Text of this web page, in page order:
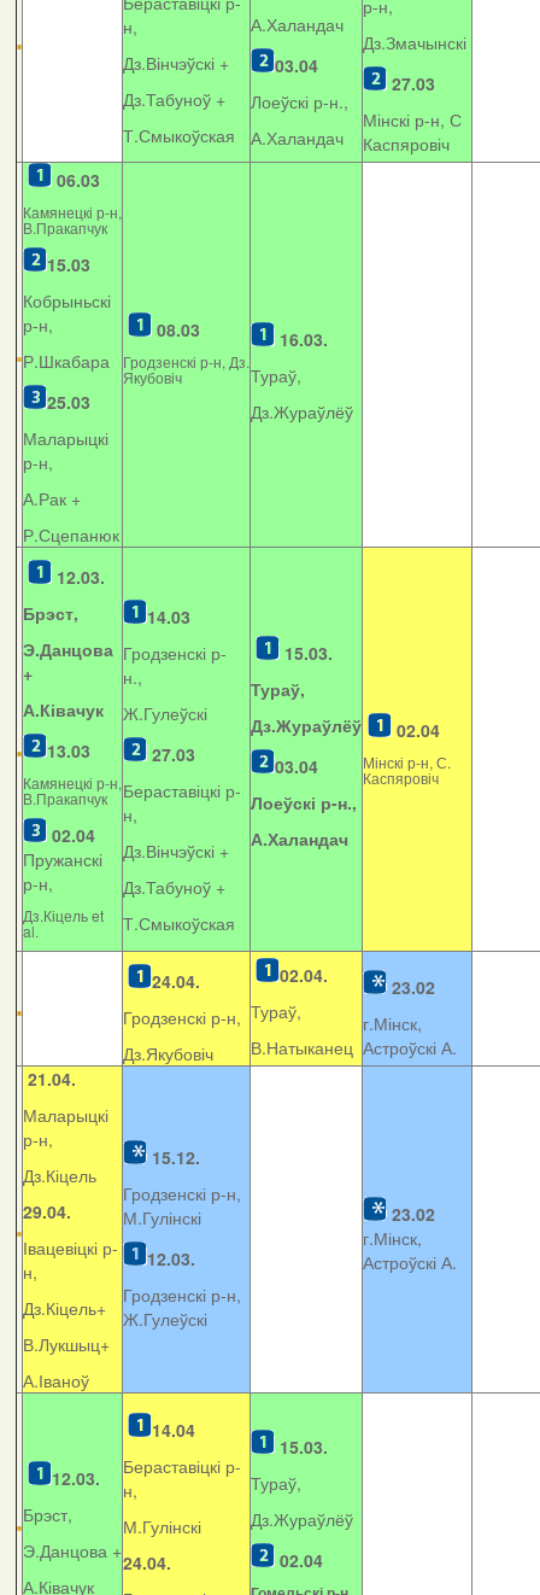
н,
Дз.Вінчэўскі +
Дз.Табуноў +
Т.Смыкоўская
А.Халандач
03.04
Лоеўскі р-н.,
А.Халандач
р-н,
Дз.Змачынскі
27.03
Мінскі р-н, С
Каспяровіч
06.03
Камянецкі р-н,
В.Пракапчук
15.03
Кобрыньскі
р-н,
Р.Шкабара
25.03
Маларыцкі
р-н,
А.Рак +
Р.Сцепанюк
08.03
Гродзенскі р-н, Дз.
Якубовіч
16.03.
Тураў,
Дз.Жураўлёў
12.03.
Брэст,
Э.Данцова
+
А.Ківачук
13.03
Камянецкі р-н,
В.Пракапчук
02.04
Пружанскі
р-н,
Дз.Кіцель et
al.
14.03
Гродзенскі р-
н.,
Ж.Гулеўскі
27.03
Бераставіцкі р-
н,
Дз.Вінчэўскі +
Дз.Табуноў +
Т.Смыкоўская
15.03.
Тураў,
Дз.Жураўлёў
03.04
Лоеўскі р-н.,
А.Халандач
02.04
Мінскі р-н, С.
Каспяровіч
24.04.
Гродзенскі р-н,
Дз.Якубовіч
02.04.
Тураў,
В.Натыканец
23.02
г.Мінск,
Астроўскі А.
21.04.
Маларыцкі
р-н,
Дз.Кіцель
29.04.
Івацевіцкі р-
н,
Дз.Кіцель+
В.Лукшыц+
А.Іваноў
15.12.
Гродзенскі р-н,
М.Гулінскі
12.03.
Гродзенскі р-н,
Ж.Гулеўскі
23.02
г.Мінск,
Астроўскі А.
12.03.
Брэст,
Э.Данцова +
А.Ківачук
14.04
Бераставіцкі р-
н,
М.Гулінскі
24.04.
15.03.
Тураў,
Дз.Жураўлёў
02.04